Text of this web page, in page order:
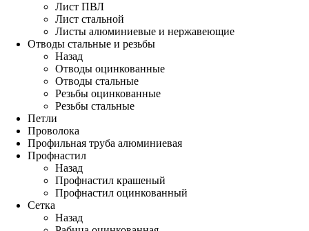
Лист ПВЛ
Лист стальной
Листы алюминиевые и нержавеющие
Отводы стальные и резьбы
Назад
Отводы оцинкованные
Отводы стальные
Резьбы оцинкованные
Резьбы стальные
Петли
Проволока
Профильная труба алюминиевая
Профнастил
Назад
Профнастил крашеный
Профнастил оцинкованный
Сетка
Назад